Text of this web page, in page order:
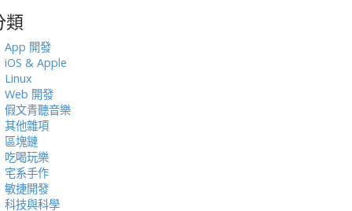
類
App 開發
iOS & Apple
Linux
Web 開發
假文青聽音樂
其他雜項
區塊鏈
吃喝玩樂
宅系手作
敏捷開發
科技與科學